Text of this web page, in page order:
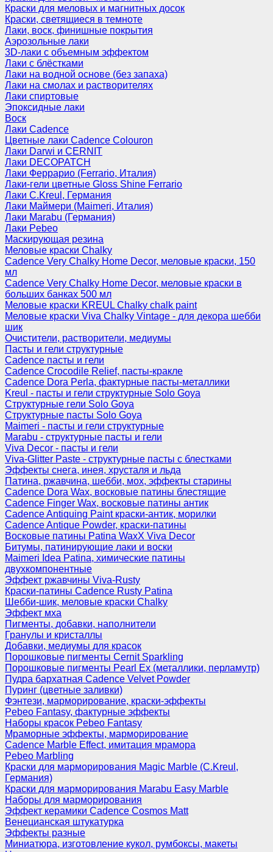
Краски для меловых и магнитных досок
Краски, светящиеся в темноте
Лаки, воск, финишные покрытия
Аэрозольные лаки
3D-лаки с объемным эффектом
Лаки с блёстками
Лаки на водной основе (без запаха)
Лаки на смолах и растворителях
Лаки спиртовые
Эпоксидные лаки
Воск
Лаки Cadence
Цветные лаки Cadence Colouron
Лаки Darwi и CERNIT
Лаки DECOPATCH
Лаки Феррарио (Ferrario, Италия)
Лаки-гели цветные Gloss Shine Ferrario
Лаки C.Kreul, Германия
Лаки Маймери (Maimeri, Италия)
Лаки Marabu (Германия)
Лаки Pebeo
Маскирующая резина
Меловые краски Chalky
Cadence Very Chalky Home Decor, меловые краски, 150
мл
Cadence Very Chalky Home Decor, меловые краски в
больших банках 500 мл
Меловые краски KREUL Chalky chalk paint
Меловые краски Viva Chalky Vintage - для декора шебби
шик
Очистители, растворители, медиумы
Пасты и гели структурные
Cadence пасты и гели
Cadence Crocodile Relief, пасты-кракле
Cadence Dora Perla, фактурные пасты-металлики
Kreul - пасты и гели структурные Solo Goya
Структурные гели Solo Goya
Структурные пасты Solo Goya
Maimeri - пасты и гели структурные
Marabu - структурные пасты и гели
Viva Decor - пасты и гели
Viva-Glitter Paste - структурные пасты с блестками
Эффекты снега, инея, хрусталя и льда
Патина, ржавчина, шебби, мох, эффекты старины
Cadence Dora Wax, восковые патины блестящие
Cadence Finger Wax, восковые патины антик
Сadence Antiquing Paint краски-антик, морилки
Cadence Antique Powder, краски-патины
Восковые патины Patina WaxX Viva Decor
Битумы, патинирующие лаки и воски
Maimeri Idea Patina, химические патины
двухкомпонентные
Эффект ржавчины Viva-Rusty
Краски-патины Cadence Rusty Patina
Шебби-шик, меловые краски Chalky
Эффект мха
Пигменты, добавки, наполнители
Гранулы и кристаллы
Добавки, медиумы для красок
Порошковые пигменты Cernit Sparkling
Порошковые пигменты Pearl Ex (металлики, перламутр)
Пудра бархатная Cadence Velvet Powder
Пуринг (цветные заливки)
Фэнтези, марморирование, краски-эффекты
Pebeo Fantasy, фактурные эффекты
Наборы красок Pebeo Fantasy
Мраморные эффекты, марморирование
Cadence Marble Effect, имитация мрамора
Pebeo Marbling
Краски для марморирования Magic Marble (C.Kreul,
Германия)
Краски для марморирования Marabu Easy Marble
Наборы для марморирования
Эффект керамики Cadence Cosmos Matt
Венецианская штукатурка
Эффекты разные
Миниатюра, изготовление кукол, румбоксы, макеты